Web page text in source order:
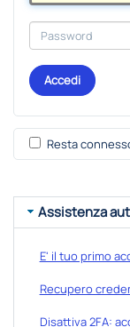
Accedi
Resta
Assistenza
E' il tuo primo
Recupero
Disattiva 2FA: